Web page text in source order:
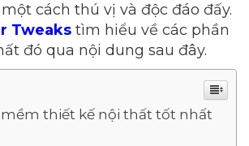
cách thú vị và độc đáo đấy.
Tweaks tìm hiểu về các phần
đó qua nội dung sau đây.
thiết kế nội thất tốt nhất